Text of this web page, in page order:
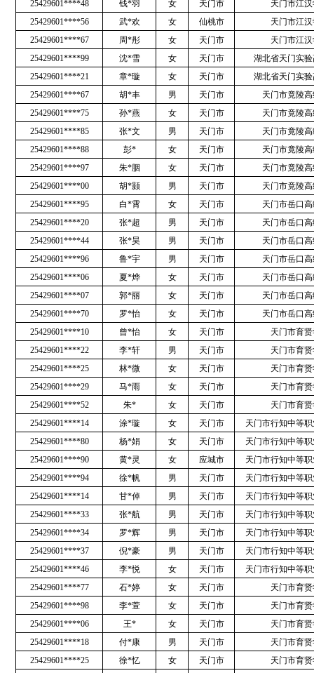
25429601****48 钱*羽 女 天门市
天门市江
25429601****56
武*欢 女 仙桃市
天门市江
25429601****67
周*彤 女 天门市
天门市江
25429601****99
沈*雪 女 天门市
湖北省天门实
25429601****21
章*璇 女 天门市
湖北省天门实
25429601****67
胡*丰 男 天门市
天门市竟陵
25429601****75
孙*燕 女 天门市
天门市竟陵
25429601****85
张*文 男 天门市
天门市竟陵
25429601****88
彭* 女 天门市
天门市竟陵
25429601****97
朱*胭 女 天门市
天门市竟陵
25429601****00
胡*颢 男 天门市
天门市竟陵
25429601****95
白*霄 女 天门市
天门市岳口
25429601****20
张*超 男 天门市
天门市岳口
25429601****44
张*昊 男 天门市
天门市岳口
25429601****96
鲁*宇 男 天门市
天门市岳口
25429601****06
夏*烨 女 天门市
天门市岳口
25429601****07
郭*丽 女 天门市
天门市岳口
25429601****70
罗*怡 女 天门市
天门市岳口
25429601****10
曾*怡 女 天门市
天门市育
25429601****22
李*轩 男 天门市
天门市育
25429601****25
林*微 女 天门市
天门市育
25429601****29
马*雨 女 天门市
天门市育
25429601****52
朱* 女 天门市
天门市育
25429601****14
涂*璇 女 天门市
天门市行知中等
25429601****80
杨*娟 女 天门市
天门市行知中等
25429601****90
黄*灵 女 应城市
天门市行知中等
25429601****94
徐*帆 男 天门市
天门市行知中等
25429601****14
甘*倬 男 天门市
天门市行知中等
25429601****33
张*航 男 天门市
天门市行知中等
25429601****34
罗*辉 男 天门市
天门市行知中等
25429601****37
倪*豪 男 天门市
天门市行知中等
25429601****46
李*悦 女 天门市
天门市行知中等
25429601****77
石*婷 女 天门市
天门市育
25429601****98
李*萱 女 天门市
天门市育
25429601****06
王* 女 天门市
天门市育
25429601****18
付*康 男 天门市
天门市育
25429601****25
徐*忆 女 天门市
天门市育